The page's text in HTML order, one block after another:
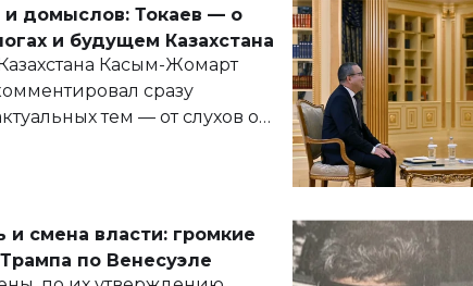
и домыслов: Токаев — о
и будущем Казахстана
Касым-Жомарт
сразу
тем — от слухов о
и личного здоровья.
смена власти: громкие
по Венесуэле